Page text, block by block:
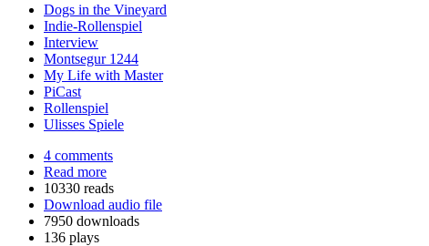
Dogs in the Vineyard
Indie-Rollenspiel
Interview
Montsegur 1244
My Life with Master
PiCast
Rollenspiel
Ulisses Spiele
4 comments
Read more
10330 reads
Download audio file
7950 downloads
136 plays